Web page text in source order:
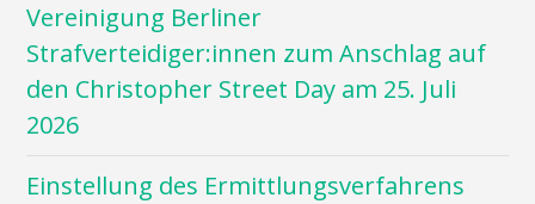
Vereinigung Berliner
Strafverteidiger:innen zum Anschlag auf
den Christopher Street Day am 25. Juli
2026
Einstellung des Ermittlungsverfahrens